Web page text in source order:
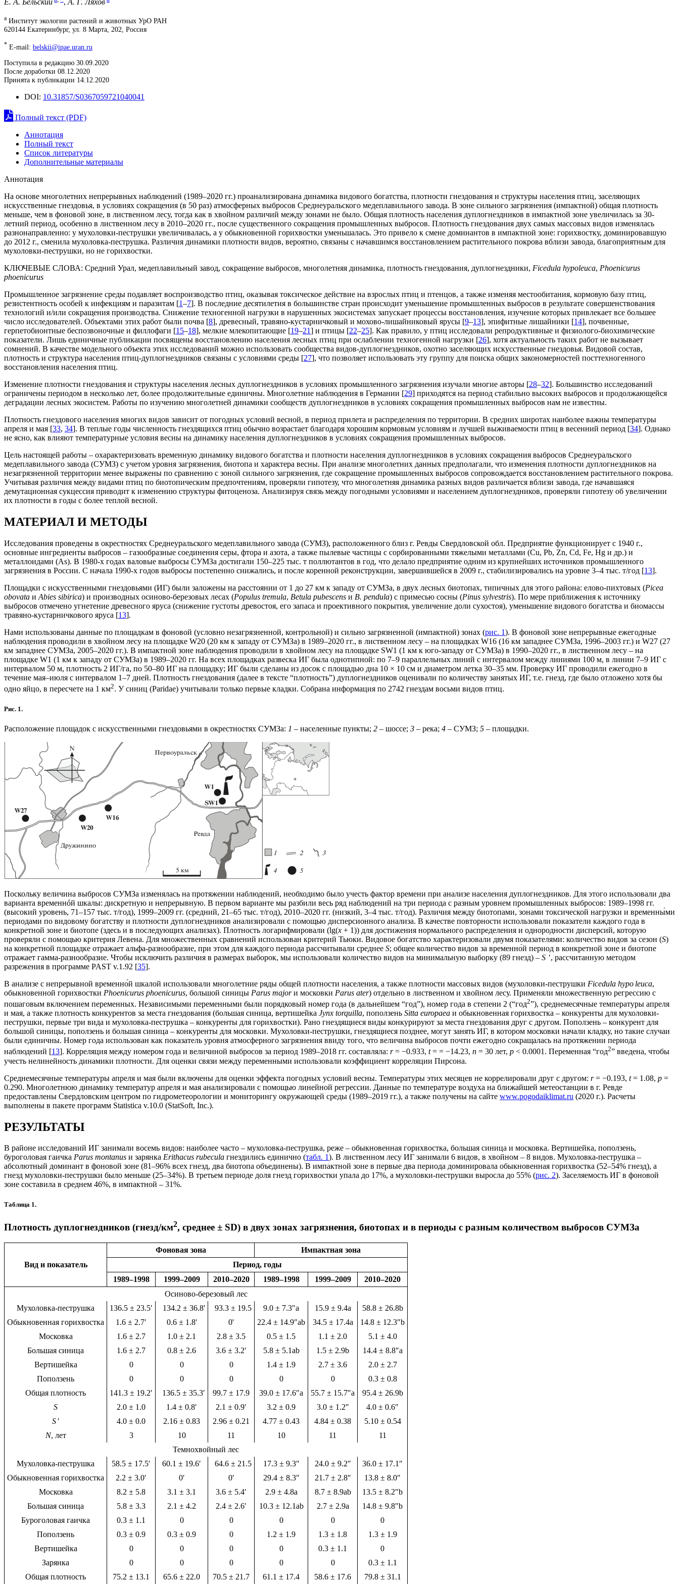
Е. А. Бельский , А. Г. Ляхов
a Институт экологии растений и животных УрО РАН
620144 Екатеринбург, ул. 8 Марта, 202, Россия
* E-mail: belskii@ipae.uran.ru
Поступила в редакцию 30.09.2020
После доработки 08.12.2020
Принята к публикации 14.12.2020
DOI: 10.31857/S0367059721040041
Полный текст (PDF)
Аннотация
Полный текст
Список литературы
Дополнительные материалы
Аннотация
На основе многолетних непрерывных наблюдений (1989–2020 гг.) проанализирована динамика видового богатства, плотности гнездования и структуры населения птиц, заселяющих
искусственные гнездовья, в условиях сокращения (в 50 раз) атмосферных выбросов Среднеуральского медеплавильного завода. В зоне сильного загрязнения (импактной) общая плотность
меньше, чем в фоновой зоне, в лиственном лесу, тогда как в хвойном различий между зонами не было. Общая плотность населения дуплогнездников в импактной зоне увеличилась за 30-
летний период, особенно в лиственном лесу в 2010–2020 гг., после существенного сокращения промышленных выбросов. Плотность гнездования двух самых массовых видов изменялась
разнонаправленно: у мухоловки-пеструшки увеличивалась, а у обыкновенной горихвостки уменьшалась. Это привело к смене доминантов в импактной зоне: горихвостку, доминировавшую
до 2012 г., сменила мухоловка-пеструшка. Различия динамики плотности видов, вероятно, связаны с начавшимся восстановлением растительного покрова вблизи завода, благоприятным для
мухоловки-пеструшки, но не горихвостки.
КЛЮЧЕВЫЕ СЛОВА: Средний Урал, медеплавильный завод, сокращение выбросов, многолетняя динамика, плотность гнездования, дуплогнездники, Ficedula hypoleuca, Phoenicurus
phoenicurus
Промышленное загрязнение среды подавляет воспроизводство птиц, оказывая токсическое действие на взрослых птиц и птенцов, а также изменяя местообитания, кормовую базу птиц,
резистентность особей к инфекциям и паразитам [1–7]. В последние десятилетия в большинстве стран происходит уменьшение промышленных выбросов в результате совершенствования
технологий и/или сокращения производства. Снижение техногенной нагрузки в нарушенных экосистемах запускает процессы восстановления, изучение которых привлекает все большее
число исследователей. Объектами этих работ были почва [8], древесный, травяно-кустарничковый и мохово-лишайниковый ярусы [9–13], эпифитные лишайники [14], почвенные,
герпетобионтные беспозвоночные и филлофаги [15–18], мелкие млекопитающие [19–21] и птицы [22–25]. Как правило, у птиц исследовали репродуктивные и физиолого-биохимические
показатели. Лишь единичные публикации посвящены восстановлению населения лесных птиц при ослаблении техногенной нагрузки [26], хотя актуальность таких работ не вызывает
сомнений. В качестве модельного объекта этих исследований можно использовать сообщества видов-дуплогнездников, охотно заселяющих искусственные гнездовья. Видовой состав,
плотность и структура населения птиц-дуплогнездников связаны с условиями среды [27], что позволяет использовать эту группу для поиска общих закономерностей посттехногенного
восстановления населения птиц.
Изменение плотности гнездования и структуры населения лесных дуплогнездников в условиях промышленного загрязнения изучали многие авторы [28–32]. Большинство исследований
ограничены периодом в несколько лет, более продолжительные единичны. Многолетние наблюдения в Германии [29] приходятся на период стабильно высоких выбросов и продолжающейся
деградации лесных экосистем. Работы по изучению многолетней динамики сообществ дуплогнездников в условиях сокращения промышленных выбросов нам не известны.
Плотность гнездового населения многих видов зависит от погодных условий весной, в период прилета и распределения по территории. В средних широтах наиболее важны температуры
апреля и мая [33, 34]. В теплые годы численность гнездящихся птиц обычно возрастает благодаря хорошим кормовым условиям и лучшей выживаемости птиц в весенний период [34]. Однако
не ясно, как влияют температурные условия весны на динамику населения дуплогнездников в условиях сокращения промышленных выбросов.
Цель настоящей работы ‒ охарактеризовать временную динамику видового богатства и плотности населения дуплогнездников в условиях сокращения выбросов Среднеуральского
медеплавильного завода (СУМЗ) с учетом уровня загрязнения, биотопа и характера весны. При анализе многолетних данных предполагали, что изменения плотности дуплогнездников на
незагрязненной территории менее выражены по сравнению с зоной сильного загрязнения, где сокращение промышленных выбросов сопровождается восстановлением растительного покрова.
Учитывая различия между видами птиц по биотопическим предпочтениям, проверяли гипотезу, что многолетняя динамика разных видов различается вблизи завода, где начавшаяся
демутационная сукцессия приводит к изменению структуры фитоценоза. Анализируя связь между погодными условиями и населением дуплогнездников, проверяли гипотезу об увеличении
их плотности в годы с более теплой весной.
МАТЕРИАЛ И МЕТОДЫ
Исследования проведены в окрестностях Среднеуральского медеплавильного завода (СУМЗ), расположенного близ г. Ревды Свердловской обл. Предприятие функционирует с 1940 г.,
основные ингредиенты выбросов – газообразные соединения серы, фтора и азота, а также пылевые частицы с сорбированными тяжелыми металлами (Cu, Pb, Zn, Cd, Fe, Hg и др.) и
металлоидами (As). В 1980-х годах валовые выбросы СУМЗа достигали 150–225 тыс. т поллютантов в год, что делало предприятие одним из крупнейших источников промышленного
загрязнения в России. С начала 1990-х годов выбросы постепенно снижались, и после коренной реконструкции, завершившейся в 2009 г., стабилизировались на уровне 3–4 тыс. т/год [13].
Площадки с искусственными гнездовьями (ИГ) были заложены на расстоянии от 1 до 27 км к западу от СУМЗа, в двух лесных биотопах, типичных для этого района: елово-пихтовых (Picea
obovata и Abies sibirica) и производных осиново-березовых лесах (Populus tremula, Betula pubescens и B. pendula) с примесью сосны (Pinus sylvestris). По мере приближения к источнику
выбросов отмечено угнетение древесного яруса (снижение густоты древостоя, его запаса и проективного покрытия, увеличение доли сухостоя), уменьшение видового богатства и биомассы
травяно-кустарничкового яруса [13].
Нами использованы данные по площадкам в фоновой (условно незагрязненной, контрольной) и сильно загрязненной (импактной) зонах (рис. 1). В фоновой зоне непрерывные ежегодные
наблюдения проводили в хвойном лесу на площадке W20 (20 км к западу от СУМЗа) в 1989–2020 гг., в лиственном лесу – на площадках W16 (16 км западнее СУМЗа, 1996–2003 гг.) и W27 (27
км западнее СУМЗа, 2005–2020 гг.). В импактной зоне наблюдения проводили в хвойном лесу на площадке SW1 (1 км к юго-западу от СУМЗа) в 1990–2020 гг., в лиственном лесу – на
площадке W1 (1 км к западу от СУМЗа) в 1989–2020 гг. На всех площадках развеска ИГ была однотипной: по 7–9 параллельных линий с интервалом между линиями 100 м, в линии 7–9 ИГ с
интервалом 50 м, плотность 2 ИГ/га, по 50–80 ИГ на площадку; ИГ были сделаны из досок с площадью дна 10 × 10 см и диаметром летка 30–35 мм. Проверку ИГ проводили ежегодно в
течение мая–июля с интервалом 1–7 дней. Плотность гнездования (далее в тексте “плотность”) дуплогнездников оценивали по количеству занятых ИГ, т.е. гнезд, где было отложено хотя бы
одно яйцо, в пересчете на 1 км2. У синиц (Paridae) учитывали только первые кладки. Собрана информация по 2742 гнездам восьми видов птиц.
Рис. 1.
Расположение площадок с искусственными гнездовьями в окрестностях СУМЗа: 1 – населенные пункты; 2 – шоссе; 3 – река; 4 – СУМЗ; 5 – площадки.
Поскольку величина выбросов СУМЗа изменялась на протяжении наблюдений, необходимо было учесть фактор времени при анализе населения дуплогнездников. Для этого использовали два
варианта временнóй шкалы: дискретную и непрерывную. В первом варианте мы разбили весь ряд наблюдений на три периода с разным уровнем промышленных выбросов: 1989–1998 гг.
(высокий уровень, 71–157 тыс. т/год), 1999–2009 гг. (средний, 21–65 тыс. т/год), 2010–2020 гг. (низкий, 3–4 тыс. т/год). Различия между биотопами, зонами токсической нагрузки и временны́ми
периодами по видовому богатству и плотности дуплогнездников анализировали с помощью дисперсионного анализа. В качестве повторности использовали показатели каждого года в
конкретной зоне и биотопе (здесь и в последующих анализах). Плотность логарифмировали (lg(x + 1)) для достижения нормального распределения и однородности дисперсий, которую
проверяли с помощью критерия Левена. Для множественных сравнений использован критерий Тьюки. Видовое богатство характеризовали двумя показателями: количество видов за сезон (S)
на конкретной площадке отражает альфа-разнообразие, при этом для каждого периода рассчитывали среднее S; общее количество видов за временно́й период в конкретной зоне и биотопе
отражает гамма-разнообразие. Чтобы исключить различия в размерах выборок, мы использовали количество видов на минимальную выборку (89 гнезд) – S ′, рассчитанную методом
разрежения в программе PAST v.1.92 [35].
В анализе с непрерывной временно́й шкалой использовали многолетние ряды общей плотности населения, а также плотности массовых видов (мухоловки-пеструшки Ficedula hypo leuca,
обыкновенной горихвостки Phoenicurus phoenicurus, большой синицы Parus majorи московки Parus ater) отдельно в лиственном и хвойном лесу. Применяли множественную регрессию с
пошаговым включением переменных. Независимыми переменными были порядковый номер года (в дальнейшем “год”), номер года в степени 2 (“год2”), среднемесячные температуры апреля
и мая, а также плотность конкурентов за места гнездования (большая синица, вертишейка Jynx torquilla, поползень Sitta europaea и обыкновенная горихвостка – конкуренты для мухоловки-
пеструшки, первые три вида и мухоловка-пеструшка – конкуренты для горихвостки). Рано гнездящиеся виды конкурируют за места гнездования друг с другом. Поползень – конкурент для
большой синицы, поползень и большая синица – конкуренты для московки. Мухоловки-пеструшки, гнездящиеся позднее, могут занять ИГ, в котором московки начали кладку, но такие случаи
были единичны. Номер года использован как показатель уровня атмосферного загрязнения ввиду того, что величина выбросов почти ежегодно сокращалась на протяжении периода
наблюдений [13]. Корреляция между номером года и величиной выбросов за период 1989–2018 гг. составляла: r= −0.933, t= = −14.23, n = 30 лет, p < 0.0001. Переменная “год2” введена, чтобы
учесть нелинейность динамики плотности. Для оценки связи между переменными использовали коэффициент корреляции Пирсона.
Среднемесячные температуры апреля и мая были включены для оценки эффекта погодных условий весны. Температуры этих месяцев не коррелировали друг с другом: r= −0.193, t= 1.08, p =
0.290. Многолетнюю динамику температур апреля и мая анализировали с помощью линейной регрессии. Данные по температуре воздуха на ближайшей метеостанции в г. Ревде
предоставлены Свердловским центром по гидрометеорологии и мониторингу окружающей среды (1989–2019 гг.), а также получены на сайте www.pogodaiklimat.ru (2020 г.). Расчеты
выполнены в пакете программ Statistica v.10.0 (StatSoft, Inc.).
РЕЗУЛЬТАТЫ
В районе исследований ИГ занимали восемь видов: наиболее часто – мухоловка-пеструшка, реже – обыкновенная горихвостка, большая синица и московка. Вертишейка, поползень,
буроголовая гаичка Parus montanus и зарянка Erithacus rubecula гнездились единично (табл. 1). В лиственном лесу ИГ занимали 6 видов, в хвойном – 8 видов. Мухоловка-пеструшка –
абсолютный доминант в фоновой зоне (81–96% всех гнезд, два биотопа объединены). В импактной зоне в первые два периода доминировала обыкновенная горихвостка (52–54% гнезд), а
гнезд мухоловки-пеструшки было меньше (25–34%). В третьем периоде доля гнезд горихвостки упала до 17%, а мухоловки-пеструшки выросла до 55% (рис. 2). Заселяемость ИГ в фоновой
зоне составила в среднем 46%, в импактной – 31%.
Таблица 1.
Плотность дуплогнездников (гнезд/км2, среднее ± SD) в двух зонах загрязнения, биотопах и в периоды с разным количеством выбросов СУМЗа
Вид и показатель
Фоновая зона
Импактная зона
Период, годы
1989–1998
1999–2009 2010–2020 1989–1998 1999–2009
2010–2020
Осиново-березовый лес
Мухоловка-пеструшка
136.5 ± 23.5′ 134.2 ± 36.8' 93.3 ± 19.5 9.0 ± 7.3″a 15.9 ± 9.4a
58.8 ± 26.8b
Обыкновенная горихвостка
1.6 ± 2.7′ 0.6 ± 1.8' 0' 22.4 ± 14.9″ab 34.5 ± 17.4a
14.8 ± 12.3″b
Московка
1.6 ± 2.7 1.0 ± 2.1 2.8 ± 3.5 0.5 ± 1.5 1.1 ± 2.0
5.1 ± 4.0
Большая синица
1.6 ± 2.7 0.8 ± 2.6 3.6 ± 3.2′ 5.8 ± 5.1ab 1.5 ± 2.9b
14.4 ± 8.8″a
Вертишейка
0 0 0 1.4 ± 1.9 2.7 ± 3.6
2.0 ± 2.7
Поползень
0 0 0 0 0
0.3 ± 0.8
Общая плотность
141.3 ± 19.2′ 136.5 ± 35.3′ 99.7 ± 17.9 39.0 ± 17.6″a 55.7 ± 15.7″a
95.4 ± 26.9b
S
2.0 ± 1.0 1.4 ± 0.8′ 2.1 ± 0.9′ 3.2 ± 0.9 3.0 ± 1.2″
4.0 ± 0.6″
S′ 4.0 ± 0.0 2.16 ± 0.83 2.96 ± 0.21 4.77 ± 0.43 4.84 ± 0.38
5.10 ± 0.54
N, лет 3 10 11 10 11
11
Темнохвойный лес
Мухоловка-пеструшка
58.5 ± 17.5′ 60.1 ± 19.6′ 64.6 ± 21.5 17.3 ± 9.3″ 24.0 ± 9.2″
36.0 ± 17.1″
Обыкновенная горихвостка
2.2 ± 3.0′ 0′ 0′ 29.4 ± 8.3″ 21.7 ± 2.8″
13.8 ± 8.0″
Московка
8.2 ± 5.8 3.1 ± 3.1 3.6 ± 5.4′ 2.9 ± 4.8a 8.7 ± 8.9ab
13.5 ± 8.2″b
Большая синица
5.8 ± 3.3 2.1 ± 4.2 2.4 ± 2.6′ 10.3 ± 12.1ab 2.7 ± 2.9a
14.8 ± 9.8″b
Буроголовая гаичка
0.3 ± 1.1 0 0 0 0
0
Поползень
0.3 ± 0.9 0.3 ± 0.9 0 1.2 ± 1.9 1.3 ± 1.8
1.3 ± 1.9
Вертишейка
0 0 0 0 0.3 ± 1.1
0
Зарянка
0 0 0 0 0
0.3 ± 1.1
Общая плотность
75.2 ± 13.1 65.6 ± 22.0 70.5 ± 21.7 61.1 ± 17.4 58.6 ± 17.6 79.8 ± 31.1